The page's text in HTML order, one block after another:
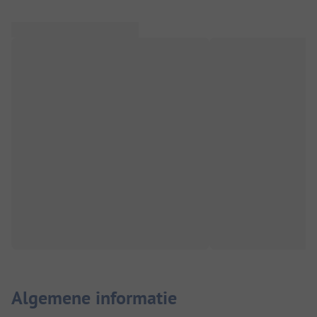
Algemene informatie